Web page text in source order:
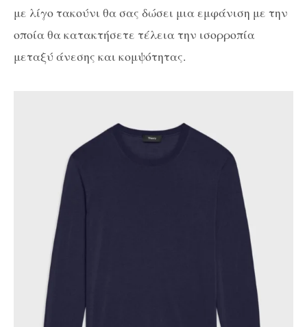
με λίγο τακούνι θα σας δώσει μια εμφάνιση με την
οποία θα κατακτήσετε τέλεια την ισορροπία
μεταξύ άνεσης και κομψότητας.